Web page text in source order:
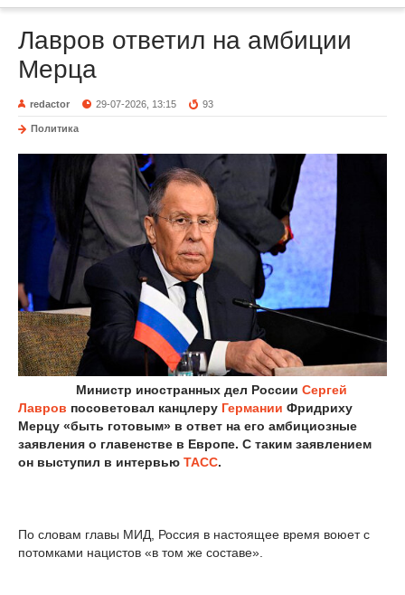
Лавров ответил на амбиции
Мерца
redactor 29-07-2026, 13:15 93
Политика
Министр иностранных дел России Сергей
Лавров посоветовал канцлеру Германии Фридриху
Мерцу «быть готовым» в ответ на его амбициозные
заявления о главенстве в Европе. С таким заявлением
он выступил в интервью ТАСС.
По словам главы МИД, Россия в настоящее время воюет с
потомками нацистов «в том же составе».